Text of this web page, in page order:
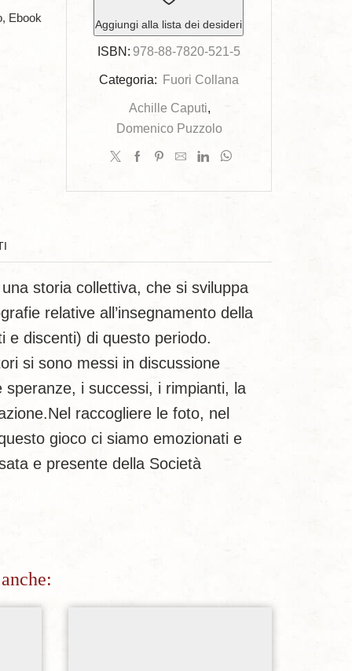
quantità
Aggiungi alla lista dei desideri
ISBN: 978-88-7820-521-5
Categoria: Fuori Collana
Achille Caputi,
Domenico Puzzolo
Ebook
storia collettiva, che si sviluppa
relative all’insegnamento della
e discenti) di questo periodo.
si sono messi in discussione
i successi, i rimpianti, la
raccogliere le foto, nel
gioco ci siamo emozionati e
e presente della Società